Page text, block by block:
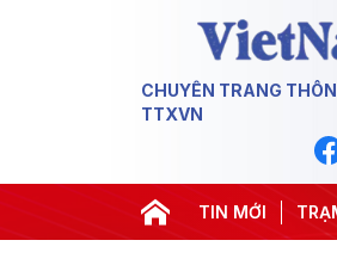
CHUYÊN TRANG
TTXVN
TIN MỚI
#Đưa Nghị quyết thành